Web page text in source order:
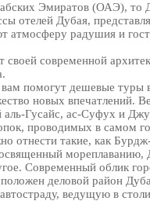
Эмиратов (ОАЭ), то
отелей Дубая,
атмосферу радушия и
современной
помогут дешевые туры
новых впечатлений.
аль-Гусайс, ас-Суфух и
проводимых в самом
отнести такие, как
мореплаванию,
Современный облик
деловой район
ведущую в